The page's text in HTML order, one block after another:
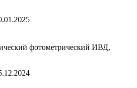
фотометрический ИВД,